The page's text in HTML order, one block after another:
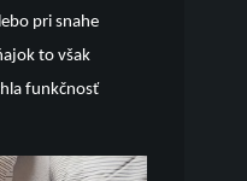
pri snahe
to však
funkčnosť